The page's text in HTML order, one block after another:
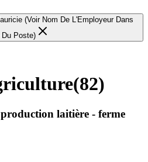
(Voir Nom De L'Employeur Dans
Du Poste)
(82)
laitière - ferme